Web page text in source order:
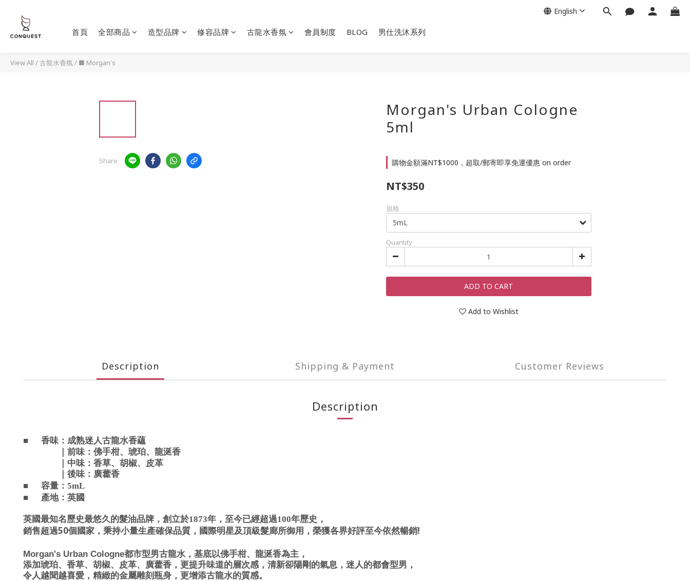
首頁 全部商品 造型品牌 修容品牌 古龍水香氛 會員制度 BLOG 男仕洗沐系列
English
View All /古龍水香氛/ ■ Morgan's
Share
Morgan's Urban Cologne
5ml
購物金額滿NT$1000，超取/郵寄即享免運優惠 on order
NT$350
規格
Quantity
ADD TO CART
Add to Wishlist
Description Shipping & Payment Customer Reviews
Description
■ 香味： 成熟迷人古龍水香蘊
｜前味： 佛手柑、琥珀、龍涎香
｜中味：香草、胡椒、皮革
｜後味： 廣藿香
■ 容量：5mL
■
產地： 英國
英國最知名歷史最悠久的髮油品牌，創立於1873年，至今已經超過100年歷史，
銷售超過50個國家，秉持小量生產確保品質，國際明星及頂級髮廊所御用，榮獲各界好評至今依然暢銷!
Morgan's Urban Cologne都市型男古龍水，基底以佛手柑、龍涎香為主，
添加琥珀、香草、胡椒、皮革、廣藿香，更提升味道的層次感，清新卻陽剛的氣息，迷人的都會型男，
令人越聞越喜愛，精緻的金屬雕刻瓶身，更增添古龍水的質感。